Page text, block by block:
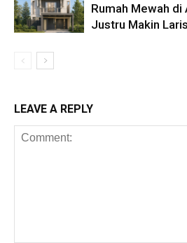
Rumah Mewah di
Justru Makin Laris
LEAVE A REPLY